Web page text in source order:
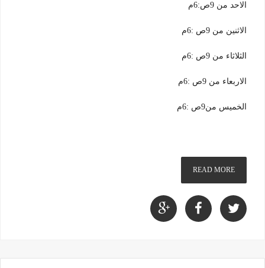
الاحد من 9ص:6م
الاثنين من 9ص :6م
الثلاثاء من 9ص :6م
الاربعاء من 9ص :6م
الخميس من9ص :6م
READ MORE